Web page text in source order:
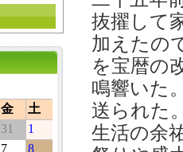
抜擢して
加えたの
を宝暦の
鳴響いた
送られた
生活の余
金
土
31
1
7
8